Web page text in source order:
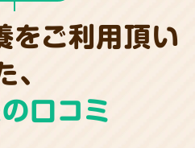
をご利用頂い
、
口コミ